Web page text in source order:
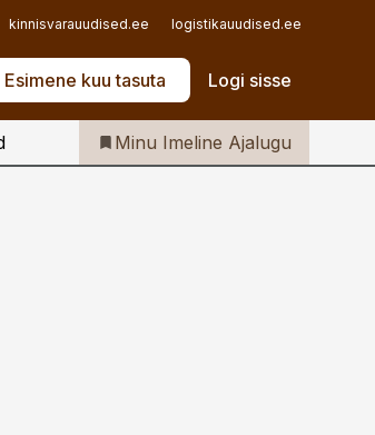
kinnisvarauudised.ee logistikauudised.ee
Esimene kuu tasuta Logi sisse
Iseteenindus
Telli Imeline Ajalugu
Minu Imeline Ajalugu